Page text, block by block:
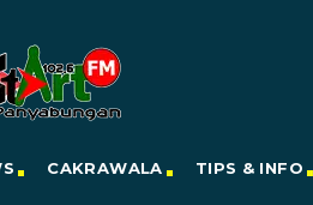
CAKRAWALA TIPS & INFO